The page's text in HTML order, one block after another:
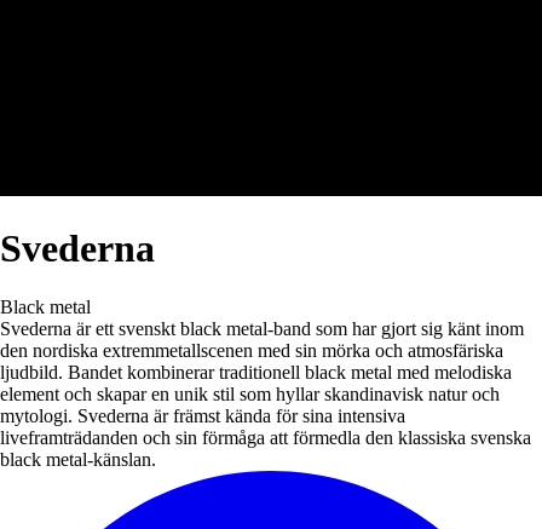
Svederna
Black metal
Svederna är ett svenskt black metal-band som har gjort sig känt inom
den nordiska extremmetallscenen med sin mörka och atmosfäriska
ljudbild. Bandet kombinerar traditionell black metal med melodiska
element och skapar en unik stil som hyllar skandinavisk natur och
mytologi. Svederna är främst kända för sina intensiva
liveframträdanden och sin förmåga att förmedla den klassiska svenska
black metal-känslan.